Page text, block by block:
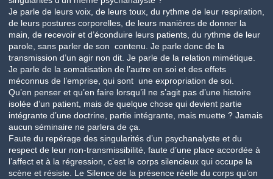
Je parle de leurs voix, de leurs toux, du rythme de leur respiration,
de leurs postures corporelles, de leurs manières de donner la
main, de recevoir et d’éconduire leurs patients, du rythme de leur
parole, sans parler de son contenu. Je parle donc de la
transmission d’un agir non dit. Je parle de la relation mimétique.
Je parle de la somatisation de l’autre en soi et des effets
méconnus de l’emprise, qui sont une expropriation de soi.
Qu’en penser et qu’en faire lorsqu’il ne s’agit pas d’une histoire
isolée d’un patient, mais de quelque chose qui devient partie
intégrante d’une doctrine, partie intégrante, mais muette ? Jamais
aucun séminaire ne parlera de ça.
Faute du repérage des singularités d’un psychanalyste et du
respect de leur non-transmissibilité, faute d’une place accordée à
l’affect et à la régression, c’est le corps silencieux qui occupe la
scène et résiste. Le Silence de la présence réelle du corps qu’on